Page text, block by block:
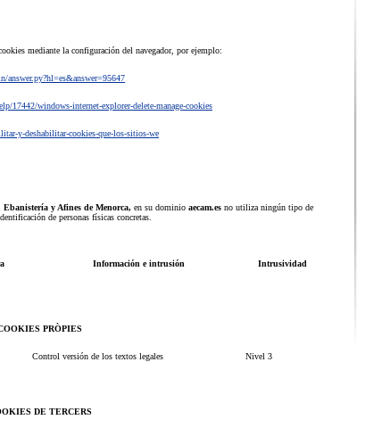
mediante la configuración del navegador, por ejemplo:
answer.py?hl=es&answer=95647
17442/windows-internet-explorer-delete-manage-cookies
y-deshabilitar-cookies-que-los-sitios-we
y Afines de Menorca, en su dominio aecam.es no utiliza ningún tipo de
de personas físicas concretas.
Información e intrusión Intrusividad
PRÒPIES
Control versión de los textos legales Nivel 3
DE TERCERS